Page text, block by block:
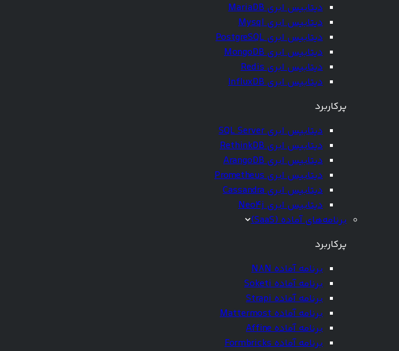
دیتابیس ابری MariaDB
دیتابیس ابری Mysql
دیتابیس ابری PostgreSQL
دیتابیس ابری MongoDB
دیتابیس ابری Redis
دیتابیس ابری InfluxDB
پرکاربرد
دیتابیس ابری SQL Server
دیتابیس ابری RethinkDB
دیتابیس ابری ArangoDB
دیتابیس ابری Prometheus
دیتابیس ابری Cassandra
دیتابیس ابری Neo4j
برنامه‌های آماده (SaaS)
پرکاربرد
برنامه آماده N8N
برنامه آماده Soketi
برنامه آماده Strapi
برنامه آماده Mattermost
برنامه آماده Affine
برنامه آماده Formbricks